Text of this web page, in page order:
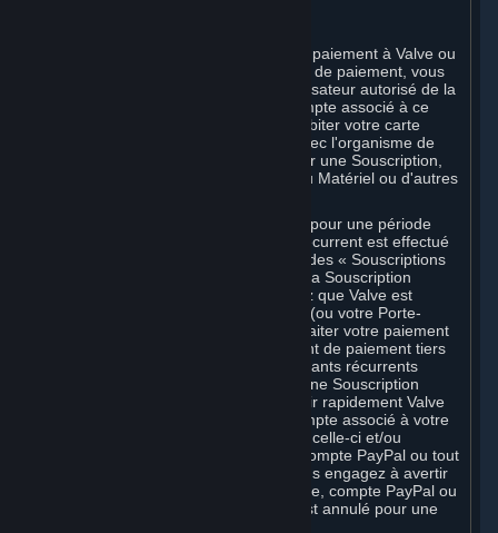
En communiquant des informations de paiement à Valve ou
à l'un de ses organismes de traitement de paiement, vous
garantissez à Valve que vous êtes l'utilisateur autorisé de la
carte, du code PIN, de la clé ou du compte associé à ce
paiement, et vous autorisez Valve à débiter votre carte
bancaire ou à traiter votre paiement avec l'organisme de
traitement de paiement tiers choisi pour une Souscription,
des fonds du Porte-monnaie Steam, du Matériel ou d'autres
En cas de Souscriptions commandées pour une période
donnée pour lesquelles un paiement récurrent est effectué
en échange d'une utilisation continue (des « Souscriptions
récurrentes »), en continuant d'utiliser la Souscription
récurrente, vous acceptez et réaffirmez que Valve est
autorisé à débiter votre carte bancaire (ou votre Porte-
monnaie Steam, s'il est crédité) ou à traiter votre paiement
avec tout autre organisme de traitement de paiement tiers
applicable, pour le règlement des montants récurrents
applicables. Si vous avez commandé une Souscription
récurrente, vous vous engagez à avertir rapidement Valve
de tout changement de numéro de compte associé à votre
carte bancaire, de date d'expiration de celle-ci et/ou
d'adresse de facturation, ou de votre compte PayPal ou tout
autre compte de paiement, et vous vous engagez à avertir
rapidement Valve si votre carte bancaire, compte PayPal ou
autre compte de paiement expire ou est annulé pour une